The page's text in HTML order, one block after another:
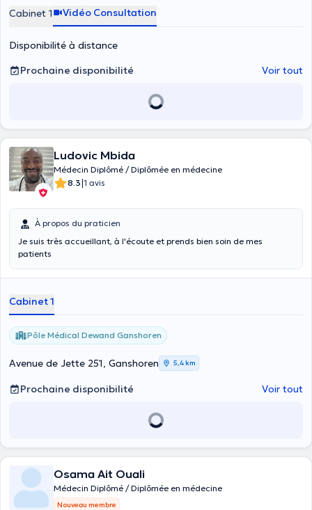
Cabinet 1 Vidéo Consultation
Disponibilité à distance
Prochaine disponibilité
Voir tout
Ludovic Mbida
Médecin Diplômé / Diplômée en médecine
8.3|1 avis
À propos du praticien
Je suis très accueillant, à l'écoute et prends bien soin de mes
patients
Cabinet 1
Pôle Médical Dewand Ganshoren
Avenue de Jette 251, Ganshoren 5,4 km
Prochaine disponibilité Voir tout
Osama Ait Ouali
Médecin Diplômé / Diplômée en médecine
Nouveau membre